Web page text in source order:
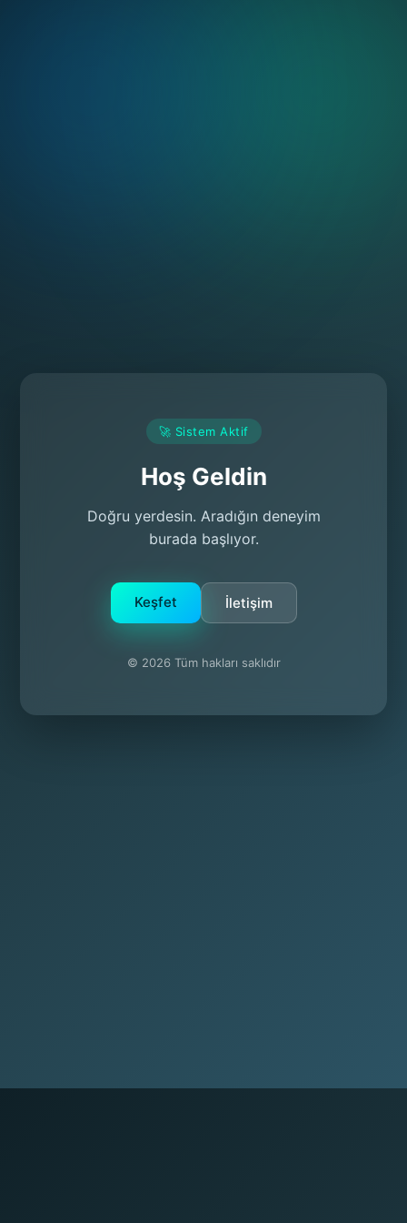
🚀 Sistem Aktif
Hoş Geldin
Doğru yerdesin. Aradığın deneyim
burada başlıyor.
Keşfet İletişim
© 2026 Tüm hakları saklıdır